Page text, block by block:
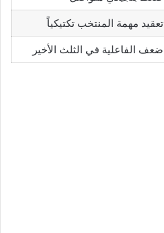
تعقيد مهمة المنتخب تكتيكياً
ضعف الفاعلية في الثلث الأخير